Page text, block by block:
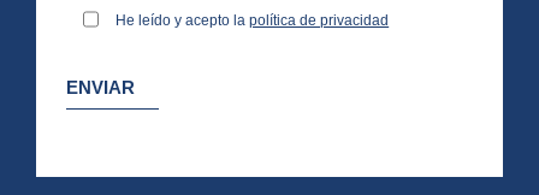
He leído y acepto lapolítica de privacidad